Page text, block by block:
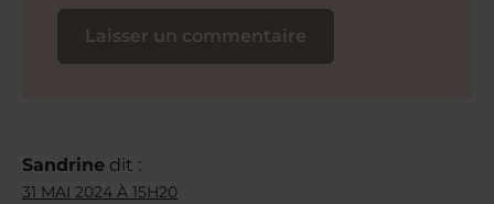
Sandrine dit :
31 MAI 2024 À 15H20